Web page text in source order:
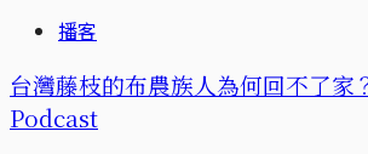
播客
台灣藤枝的布農族人為何回不了家
Podcast